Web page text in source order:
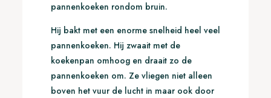
pannenkoeken rondom bruin.
Hij bakt met een enorme snelheid heel veel
pannenkoeken. Hij zwaait met de
koekenpan omhoog en draait zo de
pannenkoeken om. Ze vliegen niet alleen
boven het vuur de lucht in maar ook door